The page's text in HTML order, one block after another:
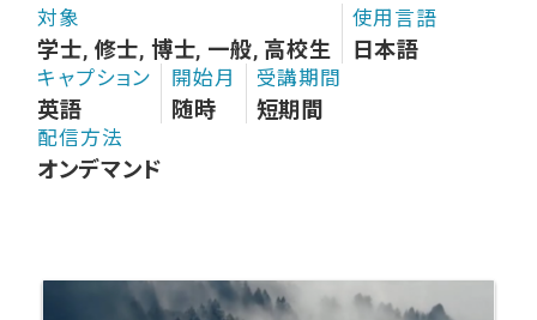
対象
学士, 修士, 博士, 一般, 高校生
使用言語
日本語
キャプション
英語
開始月
随時
受講期間
短期間
配信方法
オンデマンド